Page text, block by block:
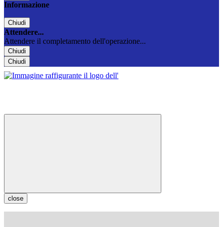
Informazione
Chiudi
Attendere...
Attendere il completamento dell'operazione...
Chiudi
Chiudi
close